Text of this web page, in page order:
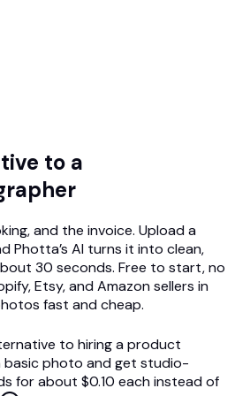
to a
and the invoice. Upload a
Photta’s AI turns it into clean,
30 seconds. Free to start, no
Etsy, and Amazon sellers in
fast and cheap.
to hiring a product
photo and get studio-
for about $0.10 each instead of